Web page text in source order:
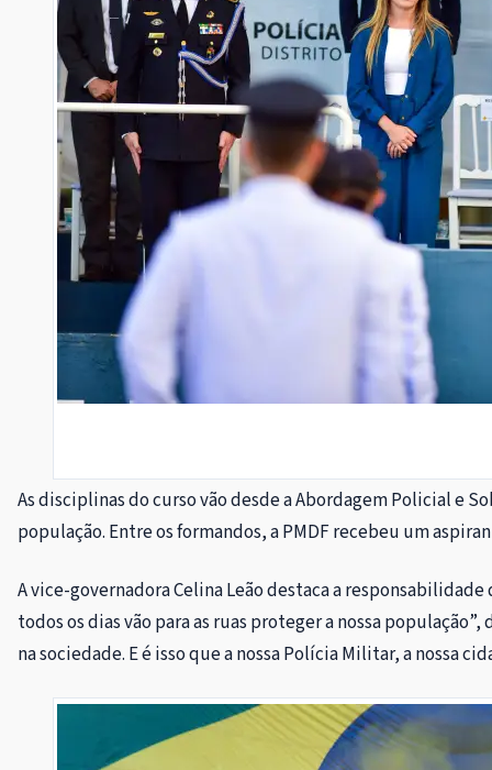
As disciplinas do curso vão desde a Abordagem Policial e
população. Entre os formandos, a PMDF recebeu um
A vice-governadora Celina Leão destaca a
todos os dias vão para as ruas proteger a nossa
na sociedade. E é isso que a nossa Polícia Militar, a nossa